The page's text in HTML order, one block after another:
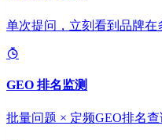
单次提问，立刻看到品牌
GEO 排名监测
批量问题 × 定频GEO排名